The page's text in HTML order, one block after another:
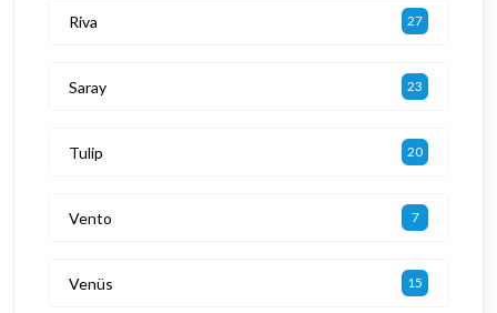
Riva 27
Saray 23
Tulip 20
Vento 7
Venüs 15